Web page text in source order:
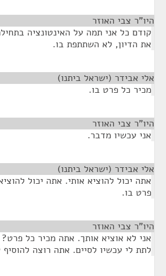
היו"ר צבי האוזר
קודם כל אני תמה על האינטונציה
את הדיון, לא השתתפת בו.
אלי אבידר (ישראל ביתנו)
מכיר כל פרט בו.
היו"ר צבי האוזר
אני עכשיו מדבר.
אלי אבידר (ישראל ביתנו)
אתה יכול להוציא אותי. אתה יכול
פרט בו.
היו"ר צבי האוזר
אני לא אוציא אותך. אתה מכיר כל
לתת לי עכשיו לסיים. אתה רוצה